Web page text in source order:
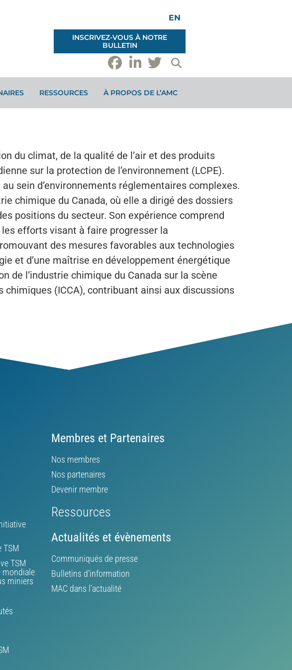
EN
INSCRIVEZ-VOUS À NOTRE
BULLETIN
RESSOURCES À PROPOS DE L’AMC
du climat, de la qualité de l’air et des produits
sur la protection de l’environnement (LCPE).
sein d’environnements réglementaires complexes.
chimique du Canada, où elle a dirigé des dossiers
positions du secteur. Son expérience comprend
efforts visant à faire progresser la
des mesures favorables aux technologies
et d’une maîtrise en développement énergétique
de l’industrie chimique du Canada sur la scène
(ICCA), contribuant ainsi aux discussions
TSM
TSM
mondiale
miniers
Membres et Partenaires
Nos membres
Nos partenaires
Devenir membre
Ressources
Actualités et évènements
Communiqués de presse
Bulletins d’information
MAC dans l’actualité